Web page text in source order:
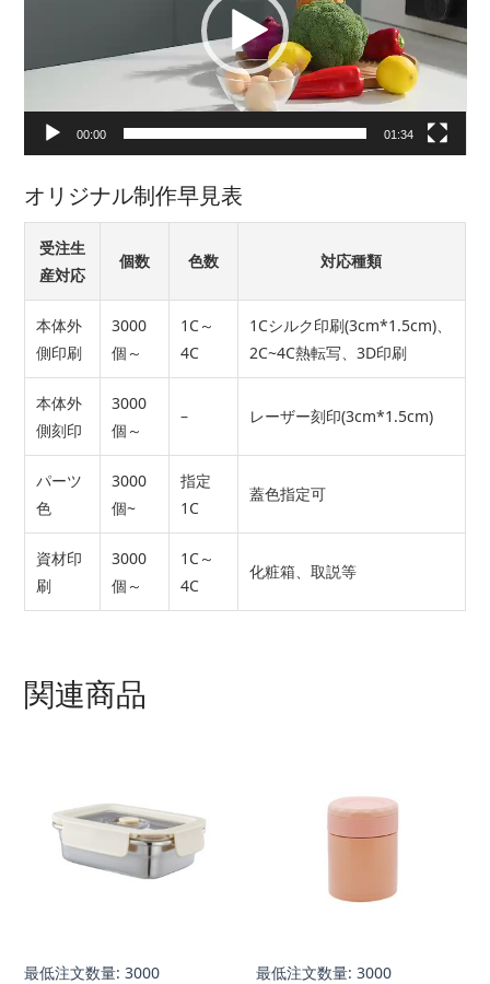
00:00 01:34
オリジナル制作早見表
受注生
産対応
個数 色数 対応種類
本体外
側印刷
3000
個～
1C～
4C
1Cシルク印刷(3cm*1.5cm)、
2C~4C熱転写、3D印刷
本体外
側刻印
3000
個～
– レーザー刻印(3cm*1.5cm)
パーツ
色
3000
個~
指定
1C
蓋色指定可
資材印
刷
3000
個～
1C～
4C
化粧箱、取説等
関連商品
最低注文数量: 3000
最低注文数量: 3000